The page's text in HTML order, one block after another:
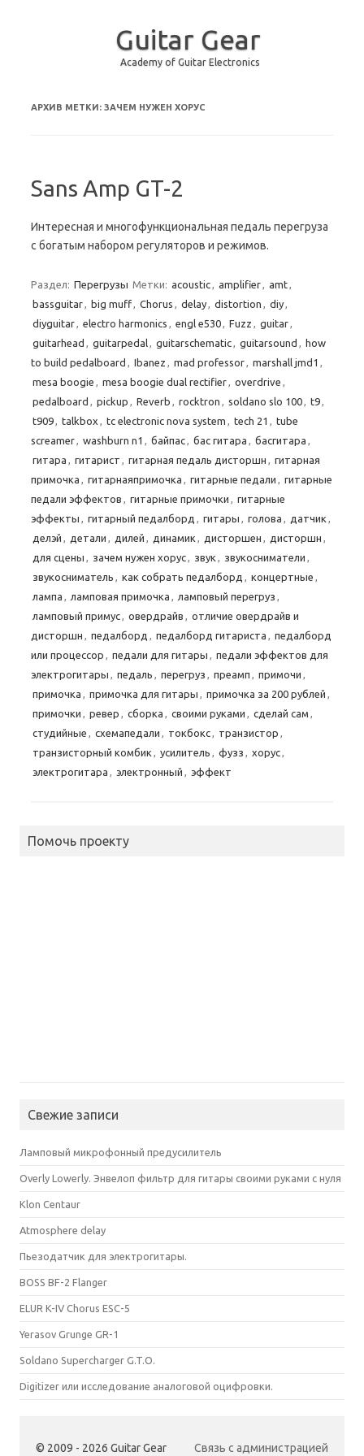
Guitar Gear
Academy of Guitar Electronics
Перейти к содержимому
АРХИВ МЕТКИ: ЗАЧЕМ НУЖЕН ХОРУС
Sans Amp GT-2
Интересная и многофункциональная педаль перегруза
с богатым набором регуляторов и режимов.
Раздел: Перегрузы Метки: acoustic, amplifier, amt,
bassguitar, big muff, Chorus , delay, distortion , diy,
diyguitar, electro harmonics , engl e530, Fuzz , guitar,
guitarhead , guitarpedal, guitarschematic, guitarsound , how
to build pedalboard , Ibanez , mad professor, marshall jmd1 ,
mesa boogie , mesa boogie dual rectifier, overdrive ,
pedalboard , pickup , Reverb , rocktron , soldano slo 100, t9,
t909, talkbox , tc electronic nova system , tech 21 , tube
screamer, washburn n1 , байпас, бас гитара , басгитара ,
гитара , гитарист , гитарная педаль дисторшн , гитарная
примочка , гитарнаяпримочка , гитарные педали , гитарные
педали эффектов , гитарные примочки , гитарные
эффекты , гитарный педалборд , гитары , голова , датчик ,
делэй , детали , дилей , динамик , дисторшен , дисторшн ,
для сцены , зачем нужен хорус, звук , звукосниматели ,
звукосниматель , как собрать педалборд , концертные ,
лампа , ламповая примочка , ламповый перегруз ,
ламповый примус, овердрайв , отличие овердрайв и
дисторшн , педалборд , педалборд гитариста , педалборд
или процессор , педали для гитары , педали эффектов для
электрогитары , педаль , перегруз , преамп , примочи ,
примочка , примочка для гитары , примочка за 200 рублей ,
примочки , ревер , сборка , своими руками , сделай сам ,
студийные , схемапедали , токбокс, транзистор ,
транзисторный комбик , усилитель , фузз , хорус,
электрогитара , электронный , эффект
Помочь проекту
Свежие записи
Ламповый микрофонный предусилитель
Overly Lowerly. Энвелоп фильтр для гитары своими руками с нуля
Klon Centaur
Atmosphere delay
Пьезодатчик для электрогитары.
BOSS BF-2 Flanger
ELUR K-IV Chorus ESC-5
Yerasov Grunge GR-1
Soldano Supercharger G.T.O.
Digitizer или исследование аналоговой оцифровки.
© 2009 - 2026 Guitar Gear Связь с администрацией